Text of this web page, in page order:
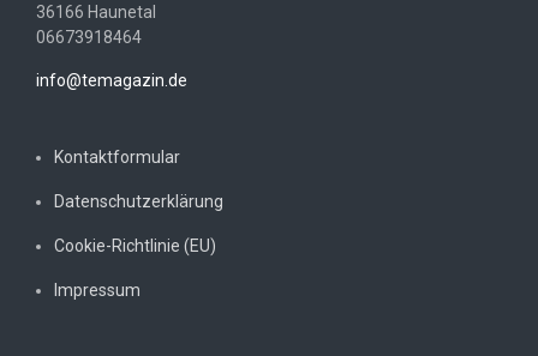
36166 Haunetal
06673918464
info@temagazin.de
Kontaktformular
Datenschutzerklärung
Cookie-Richtlinie (EU)
Impressum